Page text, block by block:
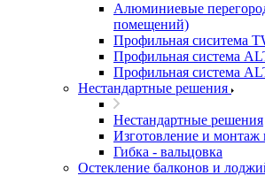
Алюминиевые
помещений)
Профильная сиситема
Профильная система
Профильная система
Нестандартные решения
Нестандартные решения
Изготовление и монтаж
Гибка - вальцовка
Остекление балконов и